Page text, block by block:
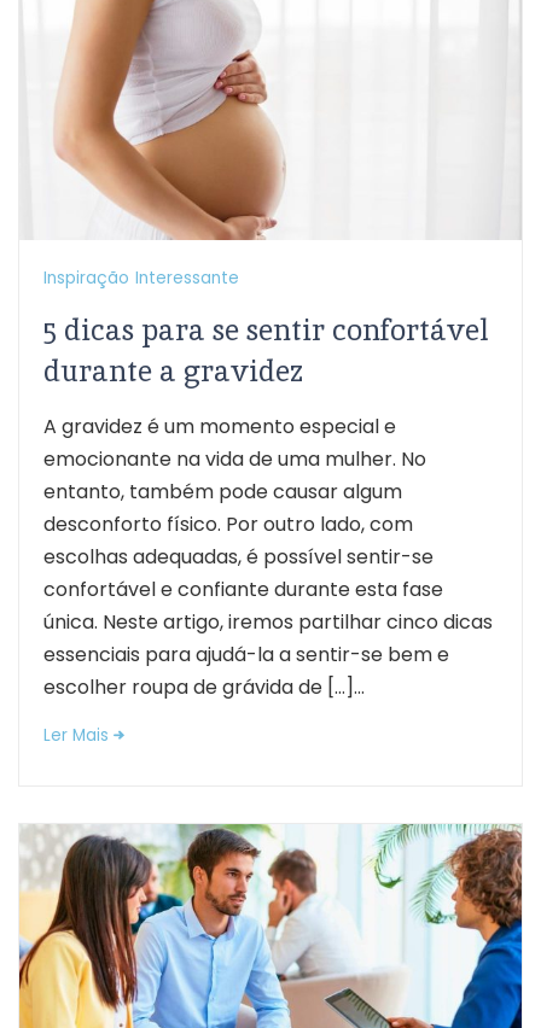
Inspiração Interessante
5 dicas para se sentir confortável
durante a gravidez
A gravidez é um momento especial e
emocionante na vida de uma mulher. No
entanto, também pode causar algum
desconforto físico. Por outro lado, com
escolhas adequadas, é possível sentir-se
confortável e confiante durante esta fase
única. Neste artigo, iremos partilhar cinco dicas
essenciais para ajudá-la a sentir-se bem e
escolher roupa de grávida de […]...
Ler Mais